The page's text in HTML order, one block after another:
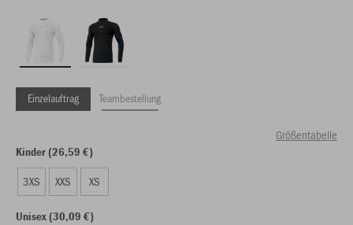
Einzelauftrag Teambestellung
Größentabelle
Kinder (26,59 €)
3XS XXS XS
Unisex (30,09 €)